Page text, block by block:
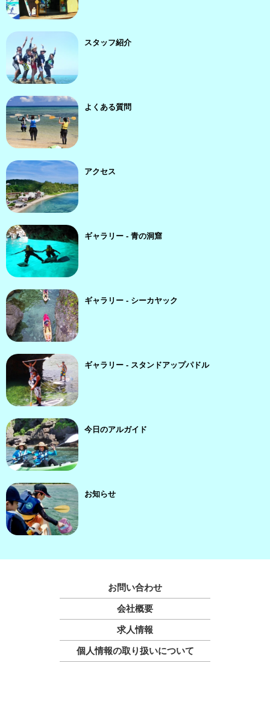
スタッフ紹介
よくある質問
アクセス
ギャラリー - 青の洞窟
ギャラリー - シーカヤック
ギャラリー - スタンドアップパドル
今日のアルガイド
お知らせ
お問い合わせ
会社概要
求人情報
個人情報の取り扱いについて